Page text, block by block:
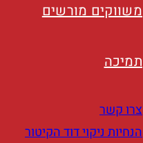
משווקים מורשים
תמיכה
צרו קשר
הנחיות ניקוי דוד הקיטור